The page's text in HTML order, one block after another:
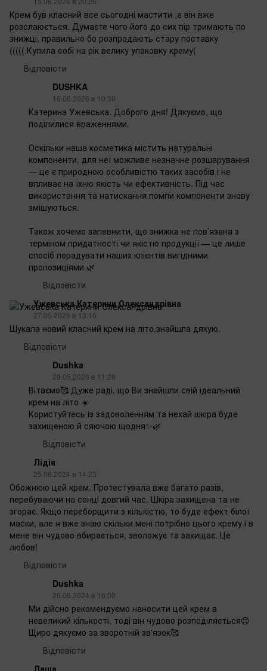
Крем був класний все сьогодні мастити ,а він вже
розслаюється. Думаєте чого його до сих пір тримають по
знижці, правильно бо розпродають стару поставку
(((((.Купила собі на рік велику упаковку крему(
Відповісти
DUSHKA
16.06.2026 в 10:39
Катерина Ужевська. Доброго дня! Дякуємо, що
поділилися враженнями.
Оскільки наша косметика містить натуральні
компоненти, для неї можливе незначне розшарування
— це є природною особливістю таких засобів і не
впливає на їхню якість чи ефективність. Під час
використання та натискання помпи компоненти знову
змішуються.
Також хочемо запевнити, що знижка не пов’язана з
терміном придатності чи якістю продукції — це лише
спосіб порадувати наших клієнтів вигідними
пропозиціями 🌿
Відповісти
Ужевська Катерини Олександрівна
27.05.2026 в 13:16
Шукала новий класний крем на літо,знайшла дякую.
Відповісти
Dushka
29.05.2026 в 11:28
Вітаємо🥰 Дуже раді, що Ви знайшли свій ідеальний
крем на літо ☀️
Користуйтесь із задоволенням та нехай шкіра буде
захищеною й сяючою щодня✨🌿
Відповісти
Лідія
25.06.2024 в 14:23
Обожнюю цей крем. Протестувала вже багато разів,
перебуваючи на сонці довгий час. Шкіра захищена та не
згорає. Якщо переборщити з кількістю, то буде ефект білої
маски, але я вже знаю скільки мені потрібно цього крему і в
мене він чудово вбирається, зволожує та захищає. Це
любов!
Відповісти
Dushka
25.06.2024 в 16:00
Ми дійсно рекомендуємо наносити цей крем в
невеликий кількості, тоді він чудово розподіляється😊
Щиро дякуємо за зворотній зв'язок🥰
Відповісти
Даша